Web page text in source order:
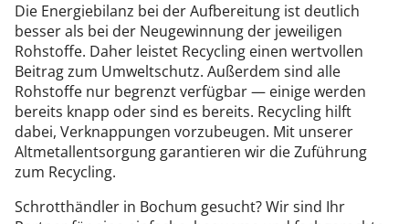
Die Energiebilanz bei der Aufbereitung ist deutlich
besser als bei der Neugewinnung der jeweiligen
Rohstoffe. Daher leistet Recycling einen wertvollen
Beitrag zum Umweltschutz. Außerdem sind alle
Rohstoffe nur begrenzt verfügbar — einige werden
bereits knapp oder sind es bereits. Recycling hilft
dabei, Verknappungen vorzubeugen. Mit unserer
Altmetallentsorgung garantieren wir die Zuführung
zum Recycling.
Schrotthändler in Bochum gesucht? Wir sind Ihr